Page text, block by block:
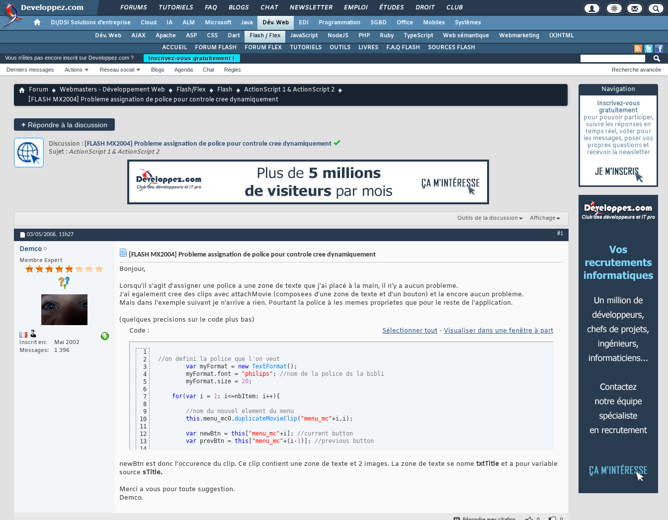
FORUMS TUTORIELS FAQ BLOGS CHAT NEWSLETTER EMPLOI ÉTUDES DROIT CLUB
DI/DSI Solutions d'entreprise Cloud IA ALM Microsoft Java Dév. Web EDI Programmation SGBD Office Mobiles
Systèmes
Dév. Web
AJAX Apache ASP CSS Dart Flash / Flex JavaScript NodeJS PHP Ruby TypeScript Web sémantique Webmarketing
(X)HTML
ACCUEIL
FORUM FLASH FORUM FLEX TUTORIELS OUTILS LIVRES F.A.Q FLASH SOURCES FLASH
Navigation
Inscrivez-vous
gratuitement
pour pouvoir participer,
suivre les réponses en
temps réel, voter pour
les messages, poser vos
propres questions et
recevoir la newsletter
Vous n'êtes pas encore inscrit sur Developpez.com ?
Inscrivez-vous gratuitement !
Derniers messages
Actions Réseau social Blogs Agenda Chat Règles Recherche avancée
Forum Webmasters - Développement Web Flash/Flex Flash
ActionScript 1 & ActionScript 2
[FLASH MX2004] Probleme assignation de police pour controle cree dynamiquement
+ Répondre à la discussion
Discussion : [FLASH MX2004] Probleme assignation de police pour controle cree dynamiquement
Sujet :ActionScript 1 & ActionScript 2
Outils de la discussion Affichage
03/05/2006, 11h27 #1
Demco
Membre Expert
Inscrit en
Mai 2002
Messages
1 396
[FLASH MX2004] Probleme assignation de police pour controle cree dynamiquement
Bonjour,
Lorsqu'il s'agit d'assigner une police a une zone de texte que j'ai placé à la main, il n'y a aucun probleme.
J'ai egalement cree des clips avec attachMovie (composees d'une zone de texte et d'un bouton) et la encore aucun probleme.
Mais dans l'exemple suivant je n'arrive a rien. Pourtant la police à les memes proprietes que pour le reste de l'application.
(quelques precisions sur le code plus bas)
Code :
Sélectionner tout - Visualiser dans une fenêtre à part
1
2
3
4
5
6
7
8
9
10
11
12
13
14
16
17
19
21
//on defini la police que l'on veut
var myFormat = new TextFormat ( ) ;
        myFormat.font =
"philips" ; //nom de la police ds la bibli
        myFormat.size =
20;
for(var i = 1; i<=nbItem; i++) {
//nom du nouvel element du menu
this .menu_mc0.duplicateMovieClip( "menu_mc"+i,i) ;
var newBtn = this "menu_mc"+i ; //current button
var prevBtn = this "menu_mc"+( i-1) ; //previous button
        newBtn._y = prevBtn._y + prevBtn._height;
         newBtn.txtTitle.
newBtn est donc l'occurence du clip. Ce clip contient une zone de texte et 2 images. La zone de texte se nome txtTitle et a pour variable
source sTitle.
Merci a vous pour toute suggestion.
Demco.